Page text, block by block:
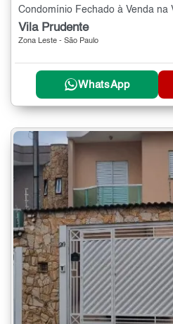
Vila Prudente
Zona Leste - São Paulo
WhatsApp